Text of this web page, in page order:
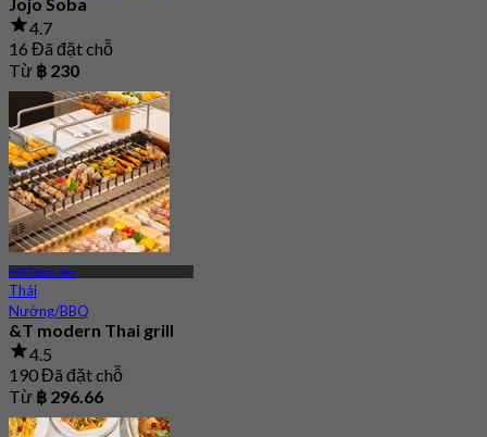
4.7
16 Đã đặt chỗ
Từ ฿ 230
MRT Sam Yan
Thái
Nướng/BBQ
&T modern Thai grill
4.5
190 Đã đặt chỗ
Từ ฿ 296.66